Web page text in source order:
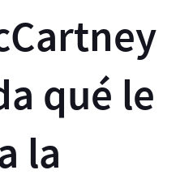
qué le
la